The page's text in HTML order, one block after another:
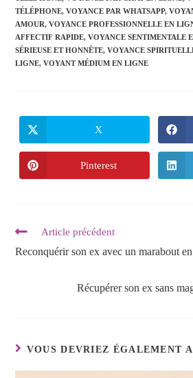
TÉLÉPHONE, VOYANCE PAR WHATSAPP,
AMOUR, VOYANCE PROFESSIONNELLE EN
AFFECTIF RAPIDE, VOYANCE SENTIMENTALE
SÉRIEUSE ET HONNÊTE, VOYANCE
LIGNE, VOYANT MÉDIUM EN LIGNE
X
Pinterest
Article précédent
Reconquérir son ex avec un marabout
Récupérer son ex sans
VOUS DEVRIEZ ÉGALEMENT